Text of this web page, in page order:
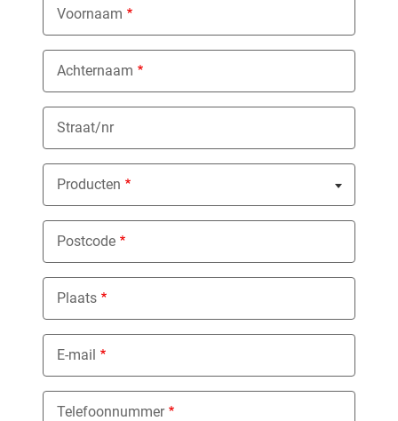
Voornaam
Achternaam
Straat/nr
Producten
Nothing selected
Postcode
Plaats
E-mail
Telefoonnummer